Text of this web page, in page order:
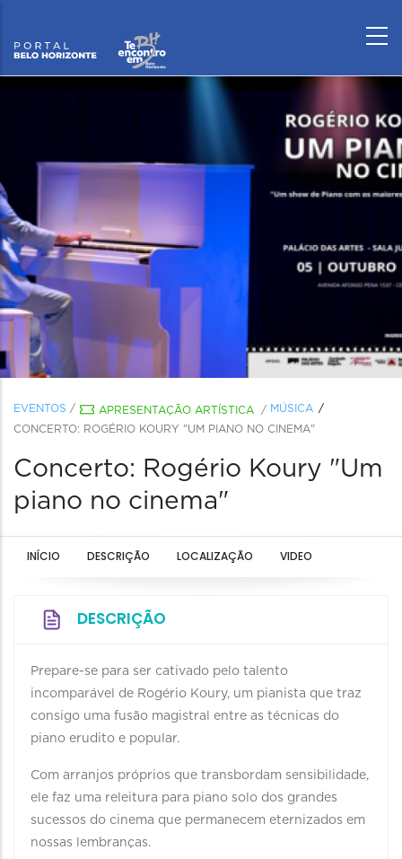
EVENTOS / APRESENTAÇÃO ARTÍSTICA / MÚSICA
CONCERTO: ROGÉRIO KOURY "UM PIANO NO CINEMA"
Concerto: Rogério Koury "Um
piano no cinema"
INÍCIO DESCRIÇÃO LOCALIZAÇÃO VIDEO
DESCRIÇÃO
Prepare-se para ser cativado pelo talento
incomparável de Rogério Koury, um pianista que traz
consigo uma fusão magistral entre as técnicas do
piano erudito e popular.
Com arranjos próprios que transbordam sensibilidade,
ele faz uma releitura para piano solo dos grandes
sucessos do cinema que permanecem eternizados em
nossas lembranças.